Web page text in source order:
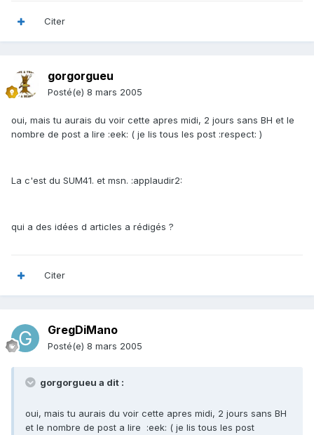
Citer
gorgorgueu
Posté(e) 8 mars 2005
oui, mais tu aurais du voir cette apres midi, 2 jours sans BH et le
nombre de post a lire :eek: ( je lis tous les post :respect: )
La c'est du SUM41. et msn. :applaudir2:
qui a des idées d articles a rédigés ?
Citer
GregDiMano
Posté(e) 8 mars 2005
gorgorgueu a dit :
oui, mais tu aurais du voir cette apres midi, 2 jours sans BH
et le nombre de post a lire :eek: ( je lis tous les post